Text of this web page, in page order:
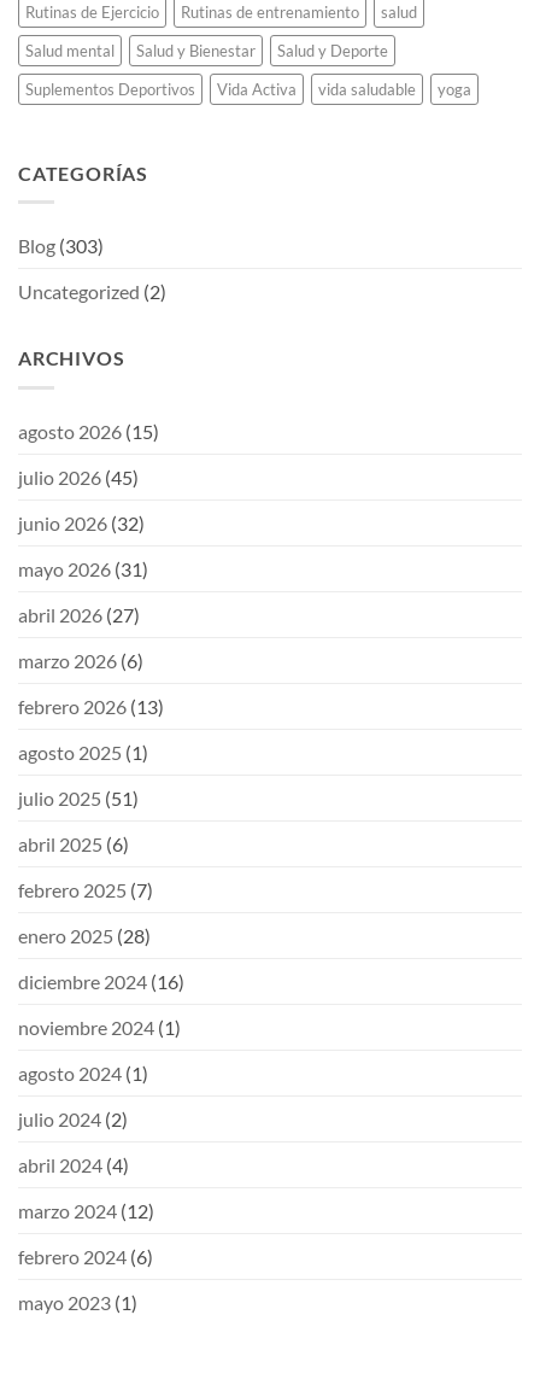
Rutinas de Ejercicio
Rutinas de entrenamiento
salud
Salud mental
Salud y Bienestar
Salud y Deporte
Suplementos Deportivos
Vida Activa vida saludable yoga
CATEGORÍAS
Blog (303)
Uncategorized (2)
ARCHIVOS
agosto 2026 (15)
julio 2026 (45)
junio 2026 (32)
mayo 2026 (31)
abril 2026 (27)
marzo 2026 (6)
febrero 2026 (13)
agosto 2025 (1)
julio 2025 (51)
abril 2025 (6)
febrero 2025 (7)
enero 2025 (28)
diciembre 2024 (16)
noviembre 2024 (1)
agosto 2024 (1)
julio 2024 (2)
abril 2024 (4)
marzo 2024 (12)
febrero 2024 (6)
mayo 2023 (1)